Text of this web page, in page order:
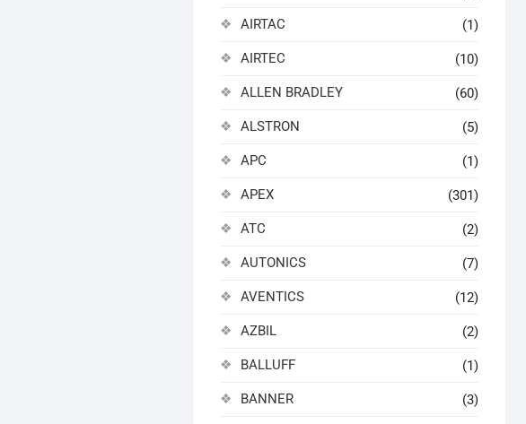
AIRTAC (1)
AIRTEC (10)
ALLEN BRADLEY (60)
ALSTRON (5)
APC (1)
APEX (301)
ATC (2)
AUTONICS (7)
AVENTICS (12)
AZBIL (2)
BALLUFF (1)
BANNER (3)